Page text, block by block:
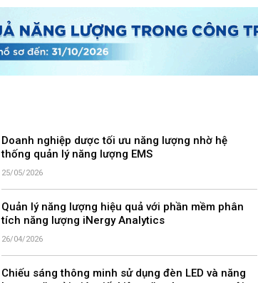
Doanh nghiệp dược tối ưu năng lượng nhờ hệ
thống quản lý năng lượng EMS
25/05/2026
Quản lý năng lượng hiệu quả với phần mềm phân
tích năng lượng iNergy Analytics
26/04/2026
Chiếu sáng thông minh sử dụng đèn LED và năng